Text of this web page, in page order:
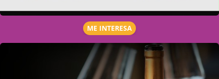
ME INTERESA